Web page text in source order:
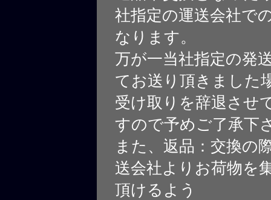
社指定の運送会社で
なります。
万が一当社指定の発
てお送り頂きました
受け取りを辞退させ
すので予めご了承下
また、返品：交換の
送会社よりお荷物を
頂けるよう